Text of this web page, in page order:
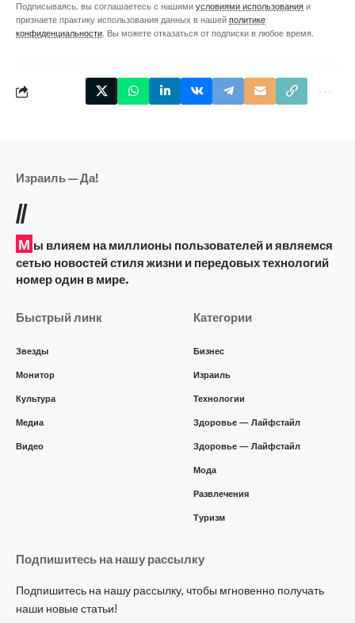
Подписываясь, вы соглашаетесь с нашими условиями использования и
признаете практику использования данных в нашей политике
конфиденциальности . Вы можете отказаться от подписки в любое время.
Израиль — Да!
//
М ы влияем на миллионы пользователей и являемся
сетью новостей стиля жизни и передовых технологий
номер один в мире.
Быстрый линк
Звезды
Монитор
Культура
Медиа
Видео
Категории
Бизнес
Израиль
Технологии
Здоровье — Лайфстайл
Здоровье — Лайфстайл
Мода
Развлечения
Туризм
Подпишитесь на нашу рассылку
Подпишитесь на нашу рассылку, чтобы мгновенно получать
наши новые статьи!